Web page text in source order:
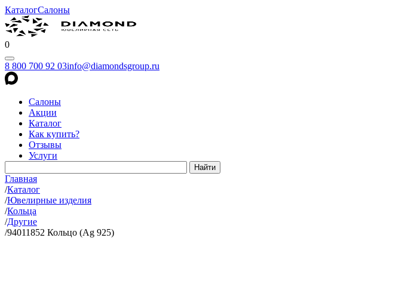
КаталогСалоны
0
8 800 700 92 03info@diamondsgroup.ru
Салоны
Акции
Каталог
Как купить?
Отзывы
Услуги
Главная
/Каталог
/Ювелирные изделия
/Кольца
/Другие
/94011852 Кольцо (Ag 925)